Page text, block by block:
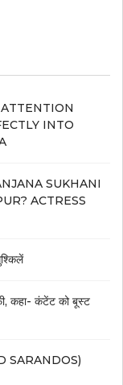
ATTENTION
INTO
SUKHANI
ACTRESS
कहा- कंटेंट को बूस्ट
SARANDOS)